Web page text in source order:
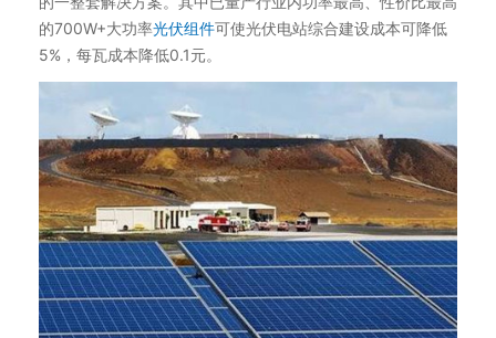
的700W+大功率光伏组件可使光伏电站综合建设成本可降低
5%，每瓦成本降低0.1元。